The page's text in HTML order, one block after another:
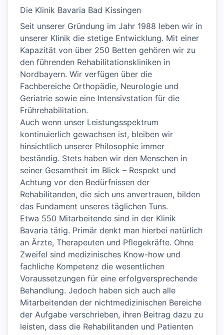
Die Klinik Bavaria Bad Kissingen
Seit unserer Gründung im Jahr 1988 leben wir in
unserer Klinik die stetige Entwicklung. Mit einer
Kapazität von über 250 Betten gehören wir zu
den führenden Rehabilitationskliniken in
Nordbayern. Wir verfügen über die
Fachbereiche Orthopädie, Neurologie und
Geriatrie sowie eine Intensivstation für die
Frührehabilitation.
Auch wenn unser Leistungsspektrum
kontinuierlich gewachsen ist, bleiben wir
hinsichtlich unserer Philosophie immer
beständig. Stets haben wir den Menschen in
seiner Gesamtheit im Blick – Respekt und
Achtung vor den Bedürfnissen der
Rehabilitanden, die sich uns anvertrauen, bilden
das Fundament unseres täglichen Tuns.
Etwa 550 Mitarbeitende sind in der Klinik
Bavaria tätig. Primär denkt man hierbei natürlich
an Ärzte, Therapeuten und Pflegekräfte. Ohne
Zweifel sind medizinisches Know-how und
fachliche Kompetenz die wesentlichen
Voraussetzungen für eine erfolgversprechende
Behandlung. Jedoch haben sich auch alle
Mitarbeitenden der nichtmedizinischen Bereiche
der Aufgabe verschrieben, ihren Beitrag dazu zu
leisten, dass die Rehabilitanden und Patienten